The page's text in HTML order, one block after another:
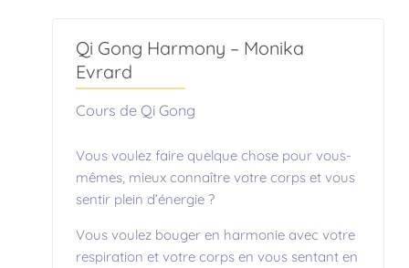
Qi Gong Harmony – Monika
Evrard
Cours de Qi Gong
Vous voulez faire quelque chose pour vous-
mêmes, mieux connaître votre corps et vous
sentir plein d’énergie ?
Vous voulez bouger en harmonie avec votre
respiration et votre corps en vous sentant en